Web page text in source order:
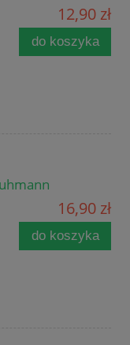
12,90 zł
do koszyka
16,90 zł
do koszyka